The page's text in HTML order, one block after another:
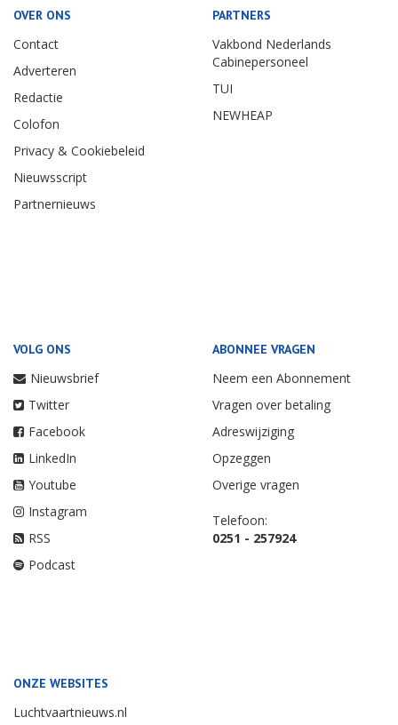
OVER ONS
Contact
Adverteren
Redactie
Colofon
Privacy & Cookiebeleid
Nieuwsscript
Partnernieuws
PARTNERS
Vakbond Nederlands
Cabinepersoneel
TUI
NEWHEAP
VOLG ONS
Nieuwsbrief
Twitter
Facebook
LinkedIn
Youtube
Instagram
RSS
Podcast
ABONNEE VRAGEN
Neem een Abonnement
Vragen over betaling
Adreswijziging
Opzeggen
Overige vragen
Telefoon:
0251 - 257924
ONZE WEBSITES
Luchtvaartnieuws.nl